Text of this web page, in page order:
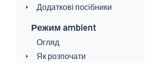
Додаткові посібники
Режим ambient
Огляд
Як розпочати